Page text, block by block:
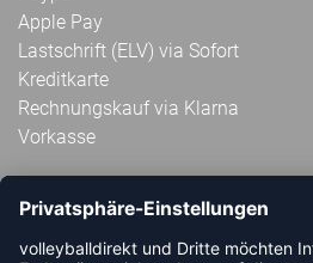
Apple Pay
Lastschrift (ELV) via Sofort
Kreditkarte
Rechnungskauf via Klarna
Vorkasse
ABONNIERE JETZT DEN
VOLLEYBALLDIREKT-NEWSLETTER